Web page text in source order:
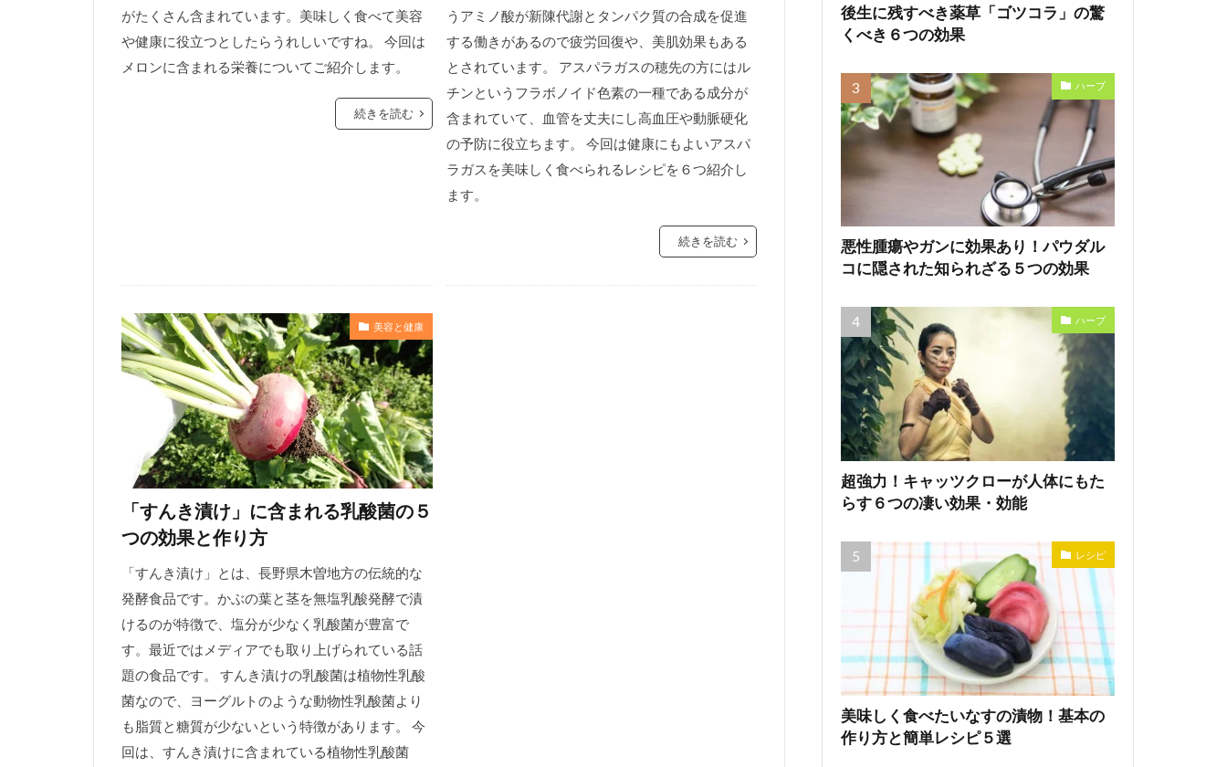
がたくさん含まれています。美味しく食べて美容
や健康に役立つとしたらうれしいですね。 今回は
メロンに含まれる栄養についてご紹介します。
続きを読む
うアミノ酸が新陳代謝とタンパク質の合成を促進
する働きがあるので疲労回復や、美肌効果もある
とされています。 アスパラガスの穂先の方にはル
チンというフラボノイド色素の一種である成分が
含まれていて、血管を丈夫にし高血圧や動脈硬化
の予防に役立ちます。 今回は健康にもよいアスパ
ラガスを美味しく食べられるレシピを６つ紹介し
ます。
続きを読む
美容と健康
「すんき漬け」に含まれる乳酸菌の５
つの効果と作り方
「すんき漬け」とは、長野県木曽地方の伝統的な
発酵食品です。かぶの葉と茎を無塩乳酸発酵で漬
けるのが特徴で、塩分が少なく乳酸菌が豊富で
す。最近ではメディアでも取り上げられている話
題の食品です。 すんき漬けの乳酸菌は植物性乳酸
菌なので、ヨーグルトのような動物性乳酸菌より
も脂質と糖質が少ないという特徴があります。 今
回は、すんき漬けに含まれている植物性乳酸菌
後生に残すべき薬草「ゴツコラ」の驚
くべき６つの効果
ハーブ
悪性腫瘍やガンに効果あり！パウダル
コに隠された知られざる５つの効果
ハーブ
超強力！キャッツクローが人体にもた
らす６つの凄い効果・効能
レシピ
美味しく食べたいなすの漬物！基本の
作り方と簡単レシピ５選